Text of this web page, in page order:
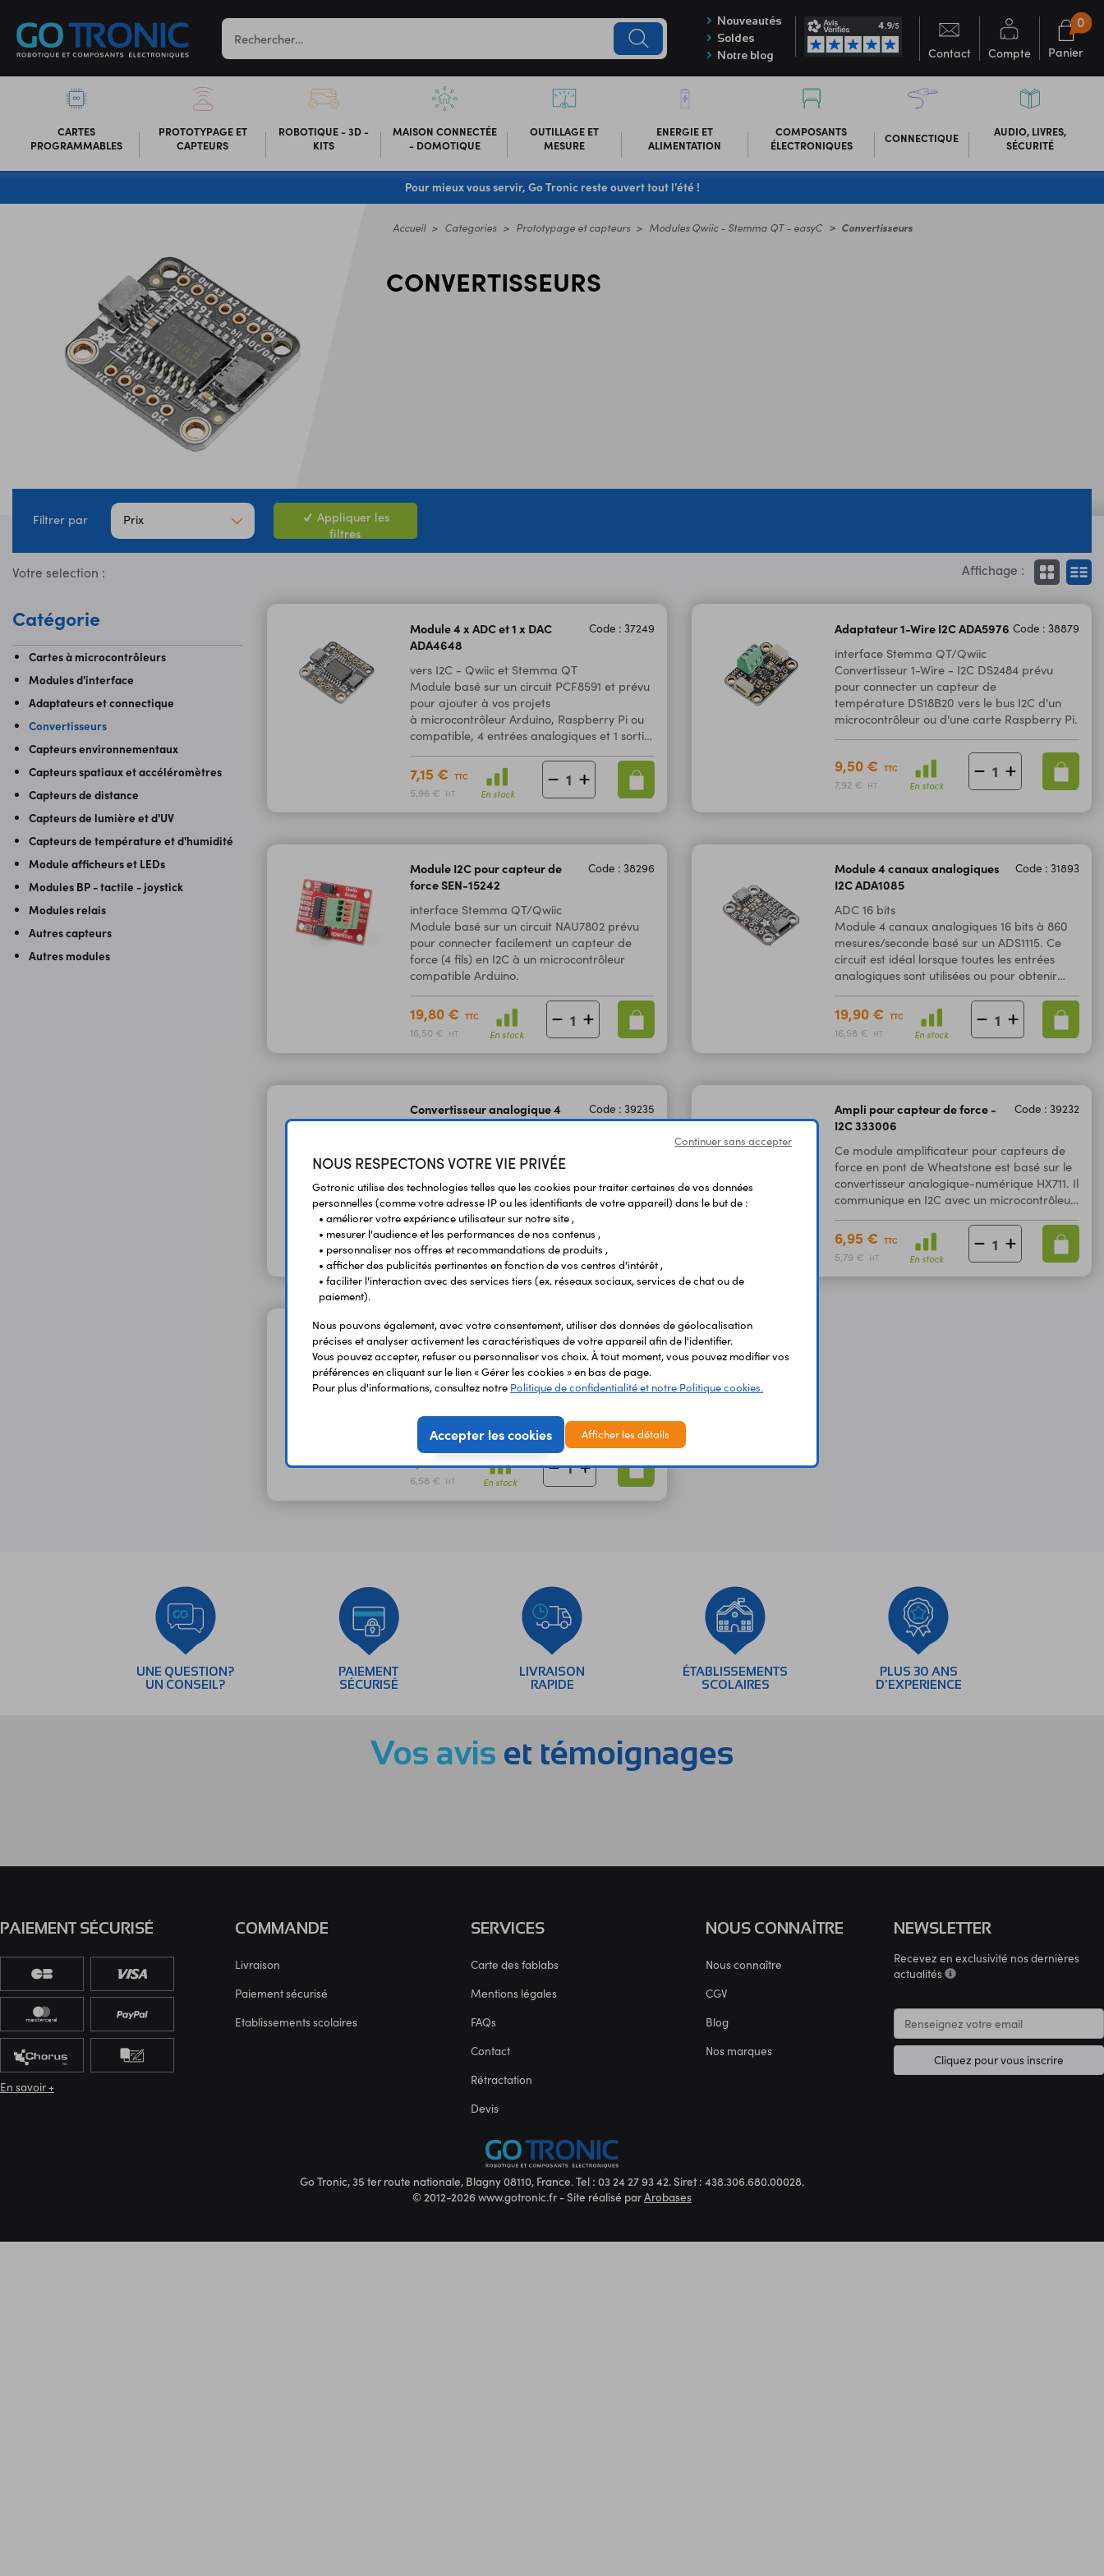
Nouveautés
Soldes
Notre blog
Contact Compte Panier
0
CARTES
PROGRAMMABLES
PROTOTYPAGE ET
CAPTEURS
ROBOTIQUE - 3D -
KITS
MAISON CONNECTÉE
- DOMOTIQUE
OUTILLAGE ET
MESURE
ENERGIE ET
ALIMENTATION
COMPOSANTS
ÉLECTRONIQUES
CONNECTIQUE
AUDIO, LIVRES,
SÉCURITÉ
Pour mieux vous servir, Go Tronic reste ouvert tout l'été !
Accueil Categories Prototypage et capteurs Modules Qwiic - Stemma QT - easyC Convertisseurs
CONVERTISSEURS
Filtrer par Prix
Appliquer les
filtres
Votre selection : Affichage :
Catégorie
Cartes à microcontrôleurs
Modules d'interface
Adaptateurs et connectique
Convertisseurs
Capteurs environnementaux
Capteurs spatiaux et accéléromètres
Capteurs de distance
Capteurs de lumière et d'UV
Capteurs de température et d'humidité
Module afficheurs et LEDs
Modules BP - tactile - joystick
Modules relais
Autres capteurs
Autres modules
Module 4 x ADC et 1 x DAC
ADA4648
Code : 37249
vers I2C - Qwiic et Stemma QT
Module basé sur un circuit PCF8591 et prévu
pour ajouter à vos projets
à microcontrôleur Arduino, Raspberry Pi ou
compatible, 4 entrées analogiques et 1 sortie
7,15 € TTC
5,96 € HT En stock
Adaptateur 1-Wire I2C ADA5976 Code : 38879
interface Stemma QT/Qwiic
Convertisseur 1-Wire - I2C DS2484 prévu
pour connecter un capteur de
température DS18B20 vers le bus I2C d'un
microcontrôleur ou d'une carte Raspberry Pi.
9,50 € TTC
7,92 € HT En stock
Module I2C pour capteur de
force SEN-15242
Code : 38296
interface Stemma QT/Qwiic
Module basé sur un circuit NAU7802 prévu
pour connecter facilement un capteur de
force (4 fils) en I2C à un microcontrôleur
compatible Arduino.
19,80 € TTC
16,50 € HT En stock
Module 4 canaux analogiques
I2C ADA1085
Code : 31893
ADC 16 bits
Module 4 canaux analogiques 16 bits à 860
mesures/seconde basé sur un ADS1115. Ce
circuit est idéal lorsque toutes les entrées
analogiques sont utilisées ou pour obtenir
une meilleure précision.
19,90 € TTC
16,58 € HT En stock
Convertisseur analogique 4
canaux vers I2C 333095
Code : 39235
Module basé sur un circuit ADS1115
permettant de convertir 4 signaux
analogiques vers le bus I2C.
9,95 € TTC
8,29 € En stock
Ampli pour capteur de force -
I2C 333006
Code : 39232
Ce module amplificateur pour capteurs de
force en pont de Wheatstone est basé sur le
convertisseur analogique-numérique HX711. Il
communique en I2C avec un microcontrôleur
Arduino ou compatible.
6,95 € TTC
5,79 € HT En stock
Interface USB vers I2C / GPIO /
ADC
Code : 39553
Convertisseur USB vers GPIO / I2C avec
entrées analogiques et sortie DAC. Il permet
directement depuis un ordinateur via USB,
sans microcontrôleur.
7,90 € TTC
6,58 € HT En stock
UNE QUESTION?
UN CONSEIL?
PAIEMENT
SÉCURISÉ
LIVRAISON
RAPIDE
ÉTABLISSEMENTS
SCOLAIRES
PLUS 30 ANS
D’EXPERIENCE
Vos avis et témoignages
COMMANDE
Livraison
Paiement sécurisé
Etablissements scolaires
SERVICES
Carte des fablabs
Mentions légales
FAQs
Contact
Rétractation
Devis
NOUS CONNAÎTRE
Nous connaître
CGV
Blog
Nos marques
NEWSLETTER
Recevez en exclusivité nos dernières
actualités
Cliquez pour vous inscrire
PAIEMENT SÉCURISÉ
En savoir +
Go Tronic, 35 ter route nationale, Blagny 08110, France. Tel : 03 24 27 93 42. Siret : 438.306.680.00028.
© 2012-2026 www.gotronic.fr - Site réalisé parArobases
Continuer sans accepter
NOUS RESPECTONS VOTRE VIE PRIVÉE
Gotronic utilise des technologies telles que les cookies pour traiter certaines de vos données
personnelles (comme votre adresse IP ou les identifiants de votre appareil) dans le but de :
• améliorer votre expérience utilisateur sur notre site ,
• mesurer l'audience et les performances de nos contenus ,
• personnaliser nos offres et recommandations de produits ,
• afficher des publicités pertinentes en fonction de vos centres d'intérêt ,
• faciliter l'interaction avec des services tiers (ex. réseaux sociaux, services de chat ou de
paiement).
Nous pouvons également, avec votre consentement, utiliser des données de géolocalisation
précises et analyser activement les caractéristiques de votre appareil afin de l'identifier.
Vous pouvez accepter, refuser ou personnaliser vos choix. À tout moment, vous pouvez modifier vos
préférences en cliquant sur le lien « Gérer les cookies » en bas de page.
Pour plus d'informations, consultez notre Politique de confidentialité et notre Politique cookies.
Accepter les cookies Afficher les détails